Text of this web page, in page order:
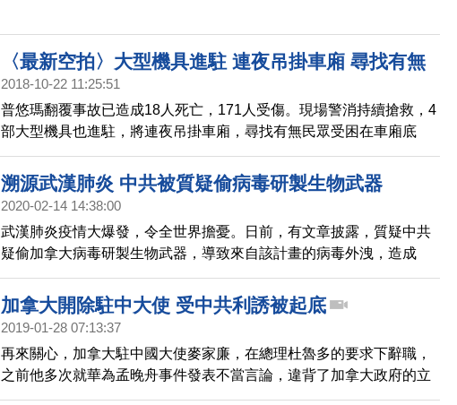
〈最新空拍〉大型機具進駐 連夜吊掛車廂 尋找有無
民眾受困
2018-10-22 11:25:51
普悠瑪翻覆事故已造成18人死亡，171人受傷。現場警消持續搶救，4
部大型機具也進駐，將連夜吊掛車廂，尋找有無民眾受困在車廂底
下。
溯源武漢肺炎 中共被質疑偷病毒研製生物武器
2020-02-14 14:38:00
武漢肺炎疫情大爆發，令全世界擔憂。日前，有文章披露，質疑中共
疑偷加拿大病毒研製生物武器，導致來自該計畫的病毒外洩，造成
「2019新型冠狀病毒」（2019-nCoV）肺炎爆發。
加拿大開除駐中大使 受中共利誘被起底
2019-01-28 07:13:37
再來關心，加拿大駐中國大使麥家廉，在總理杜魯多的要求下辭職，
之前他多次就華為孟晚舟事件發表不當言論，違背了加拿大政府的立
場，而麥家廉過去為中共游說，被招待免費旅遊的背景，也遭到起